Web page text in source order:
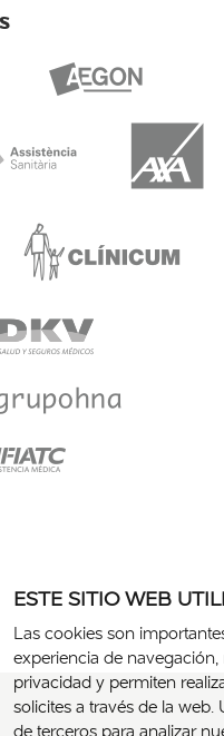
ESTE SITIO WEB
Las cookies son
experiencia de
privacidad y permiten
solicites a través de la
de terceros para analizar